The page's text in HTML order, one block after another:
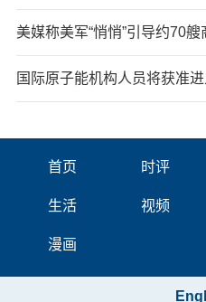
美媒称美军“悄悄”引导约70
国际原子能机构人员将获准
首页 时评
生活 视频
漫画